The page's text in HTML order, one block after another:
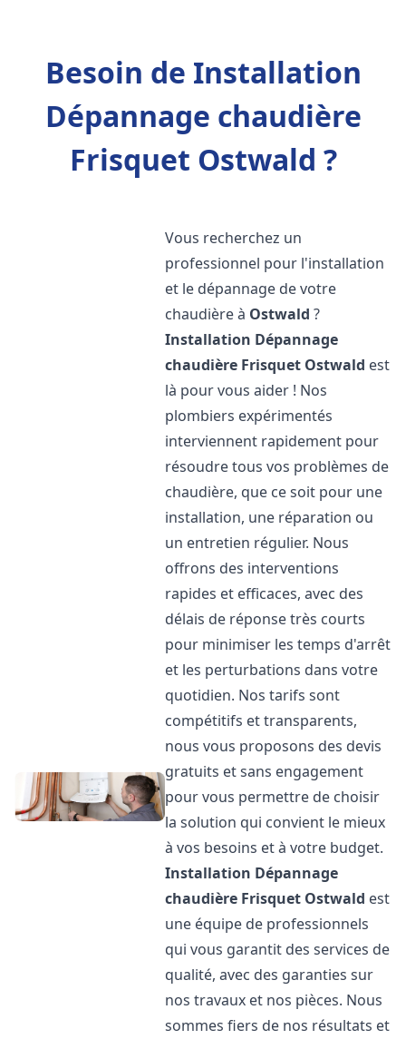
Besoin de Installation
Dépannage chaudière
Frisquet Ostwald ?
Vous recherchez un
professionnel pour l'installation
et le dépannage de votre
chaudière à Ostwald ?
Installation Dépannage
chaudière Frisquet Ostwald est
là pour vous aider ! Nos
plombiers expérimentés
interviennent rapidement pour
résoudre tous vos problèmes de
chaudière, que ce soit pour une
installation, une réparation ou
un entretien régulier. Nous
offrons des interventions
rapides et efficaces, avec des
délais de réponse très courts
pour minimiser les temps d'arrêt
et les perturbations dans votre
quotidien. Nos tarifs sont
compétitifs et transparents,
nous vous proposons des devis
gratuits et sans engagement
pour vous permettre de choisir
la solution qui convient le mieux
à vos besoins et à votre budget.
Installation Dépannage
chaudière Frisquet Ostwald est
une équipe de professionnels
qui vous garantit des services de
qualité, avec des garanties sur
nos travaux et nos pièces. Nous
sommes fiers de nos résultats et